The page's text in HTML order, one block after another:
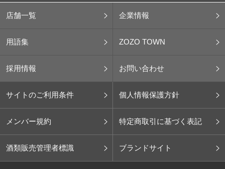
店舗一覧 企業情報
用語集 ZOZO TOWN
採用情報 お問い合わせ
サイトのご利用条件 個人情報保護方針
メンバー規約 特定商取引に基づく表記
酒類販売管理者標識 ブランドサイト